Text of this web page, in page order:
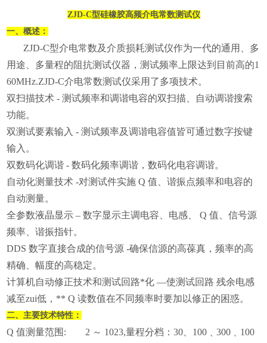
ZJD-C型硅橡胶高频介电常数测试仪
一、概述：
ZJD-C型介电常数及介质损耗测试仪作为一代的通用、多
用途、多量程的阻抗测试仪器，测试频率上限达到目前高的1
60MHz.ZJD-C介电常数测试仪采用了多项技术。
双扫描技术 - 测试频率和调谐电容的双扫描、自动调谐搜索
功能。
双测试要素输入 - 测试频率及调谐电容值皆可通过数字按键
输入。
双数码化调谐 - 数码化频率调谐，数码化电容调谐。
自动化测量技术 -对测试件实施 Q 值、谐振点频率和电容的
自动测量。
全参数液晶显示 – 数字显示主调电容、电感、 Q 值、信号源
频率、谐振指针。
DDS 数字直接合成的信号源 -确保信源的高葆真，频率的高
精确、幅度的高稳定。
计算机自动修正技术和测试回路*化 —使测试回路 残余电感
减至zui低，** Q 读数值在不同频率时要加以修正的困惑。
二、主要技术特性 ：
Q 值测量范围: 2 ～ 1023,量程分档：30、100﹑300﹑100